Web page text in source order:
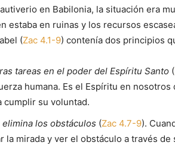
en Babilonia, la situación era
estaba en ruinas y los recursos
(Zac 4.1-9) contenía dos principios
tareas en el poder del Espíritu Santo (
humana. Es el Espíritu en nosotros
cumplir su voluntad.
elimina los obstáculos (Zac 4.7-9).
la mirada y ver el obstáculo a través de